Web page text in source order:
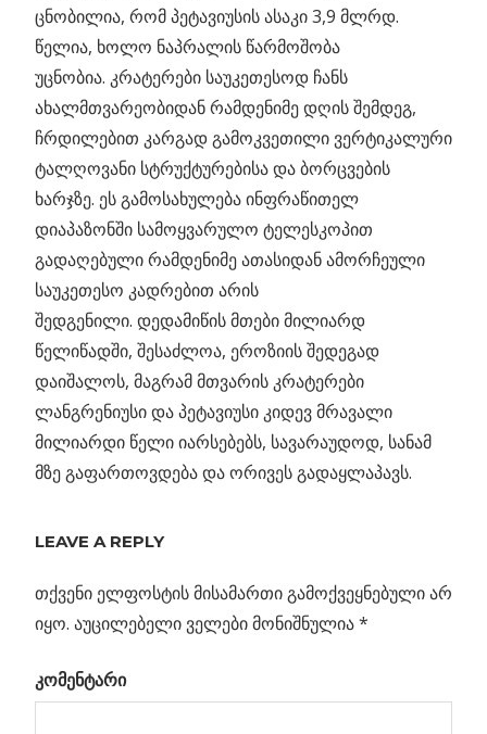
ცნობილია, რომ პეტავიუსის ასაკი 3,9 მლრდ.
წელია, ხოლო ნაპრალის წარმოშობა
უცნობია. კრატერები საუკეთესოდ ჩანს
ახალმთვარეობიდან რამდენიმე დღის შემდეგ,
ჩრდილებით კარგად გამოკვეთილი ვერტიკალური
ტალღოვანი სტრუქტურებისა და ბორცვების
ხარჯზე. ეს გამოსახულება ინფრაწითელ
დიაპაზონში სამოყვარულო ტელესკოპით
გადაღებული რამდენიმე ათასიდან ამორჩეული
საუკეთესო კადრებით არის
შედგენილი. დედამიწის მთები მილიარდ
წელიწადში, შესაძლოა, ეროზიის შედეგად
დაიშალოს, მაგრამ მთვარის კრატერები
ლანგრენიუსი და პეტავიუსი კიდევ მრავალი
მილიარდი წელი იარსებებს, სავარაუდოდ, სანამ
მზე გაფართოვდება და ორივეს გადაყლაპავს.
ნავიგაცია
Previous
მონსტრები
LEAVE A REPLY
თქვენი ელფოსტის მისამართი გამოქვეყნებული არ
იყო. აუცილებელი ველები მონიშნულია*
კომენტარი